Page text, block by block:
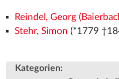
Reindel, Georg
Stehr, Simon (*1779
Kategorien: